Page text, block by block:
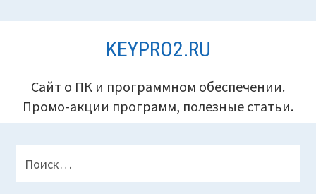
KEYPRO2.RU
Сайт о ПК и программном обеспечении.
Промо-акции программ, полезные статьи.
ВЕРХНЕГО
КОЛОНТИТУЛА
Найти: